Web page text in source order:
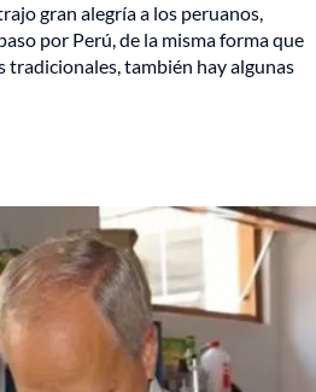
gran alegría a los peruanos,
por Perú, de la misma forma que
tradicionales, también hay algunas